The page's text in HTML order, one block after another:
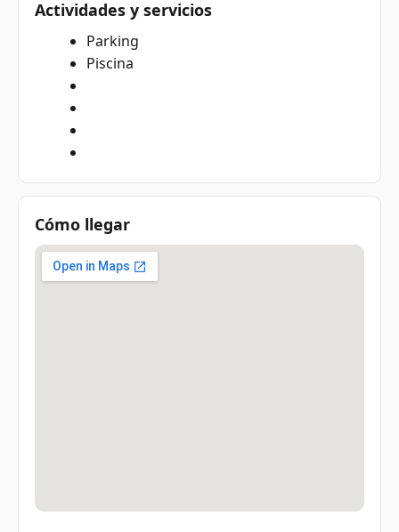
Actividades y servicios
Parking
Piscina
Cómo llegar